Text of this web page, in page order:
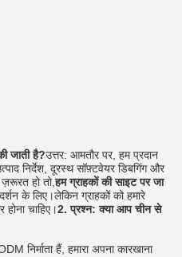
जाती है?उत्तर: आमतौर पर, हम प्रदान
निर्देश, दूरस्थ सॉफ़्टवेयर डिबगिंग और
ज़रूरत हो तो,हम ग्राहकों की साइट पर जा
के लिए।लेकिन ग्राहकों को हमारे
चाहिए।2. प्रश्न: क्या आप चीन से
निर्माता हैं, हमारा अपना कारखाना